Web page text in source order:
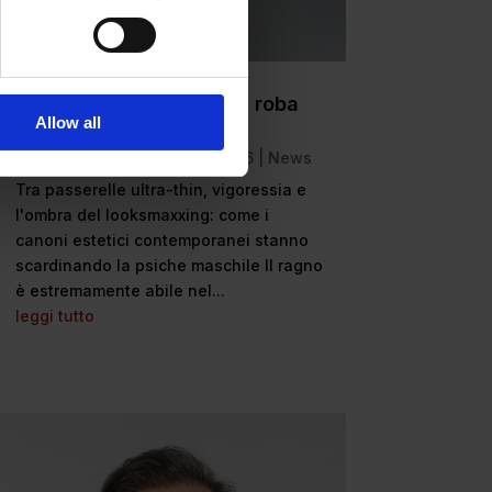
Allow all
La body positivity non è roba
da maschi
Lug 27, 2026
News
Tra passerelle ultra-thin, vigoressia e
l'ombra del looksmaxxing: come i
canoni estetici contemporanei stanno
scardinando la psiche maschile Il ragno
è estremamente abile nel...
leggi tutto